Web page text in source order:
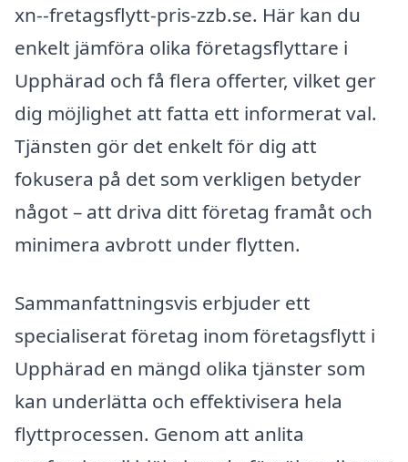
xn--fretagsflytt-pris-zzb.se. Här kan du
enkelt jämföra olika företagsflyttare i
Upphärad och få flera offerter, vilket ger
dig möjlighet att fatta ett informerat val.
Tjänsten gör det enkelt för dig att
fokusera på det som verkligen betyder
något – att driva ditt företag framåt och
minimera avbrott under flytten.
Sammanfattningsvis erbjuder ett
specialiserat företag inom företagsflytt i
Upphärad en mängd olika tjänster som
kan underlätta och effektivisera hela
flyttprocessen. Genom att anlita